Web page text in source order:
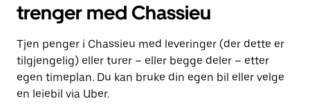
trenger med Chassieu
Tjen penger i Chassieu med leveringer (der dette er
tilgjengelig) eller turer – eller begge deler – etter
egen timeplan. Du kan bruke din egen bil eller velge
en leiebil via Uber.